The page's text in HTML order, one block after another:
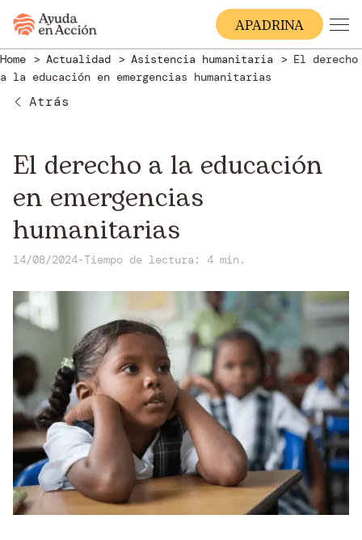
APADRINA
Home Actualidad Asistencia humanitaria
El derecho
a la educación en emergencias humanitarias
Atrás
El derecho a la educación
en emergencias
humanitarias
14/08/2024-Tiempo de lectura: 4 min.